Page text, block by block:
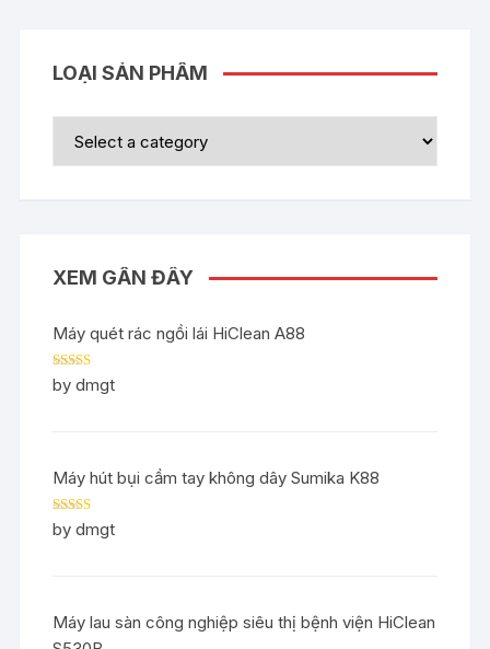
LOẠI SẢN PHẨM
XEM GẦN ĐÂY
Máy quét rác ngồi lái HiClean A88
Rated5out
of 5
by dmgt
Máy hút bụi cầm tay không dây Sumika K88
Rated5out
of 5
by dmgt
Máy lau sàn công nghiệp siêu thị bệnh viện HiClean